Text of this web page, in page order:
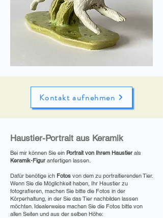
Kontakt aufnehmen
Haustier-Portrait aus Keramik
Bei mir können Sie ein Portrait von Ihrem Haustier als
Keramik-Figur anfertigen lassen.
Dafür benötige ich Fotos von dem zu portraitierenden Tier.
Wenn Sie die Möglichkeit haben, Ihr Haustier zu
fotografieren, machen Sie bitte die Fotos in der
Körperhaltung, in der Sie das Tier nachbilden lassen
möchten. Idealerweise machen Sie die Fotos bitte von
allen Seiten und aus der selben Höhe: